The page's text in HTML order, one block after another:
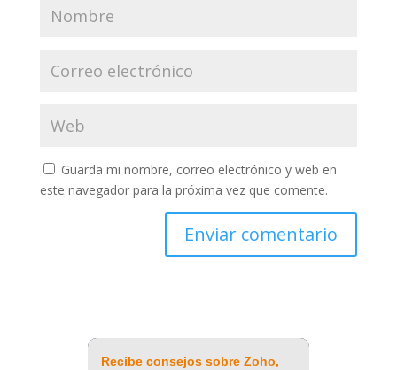
Guarda mi nombre, correo electrónico y web en
este navegador para la próxima vez que comente.
Recibe consejos sobre Zoho,